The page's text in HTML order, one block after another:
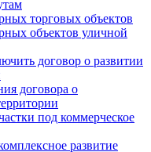
торговых объектов
объектов уличной
договор о развитии
договора о
под коммерческое
развитие